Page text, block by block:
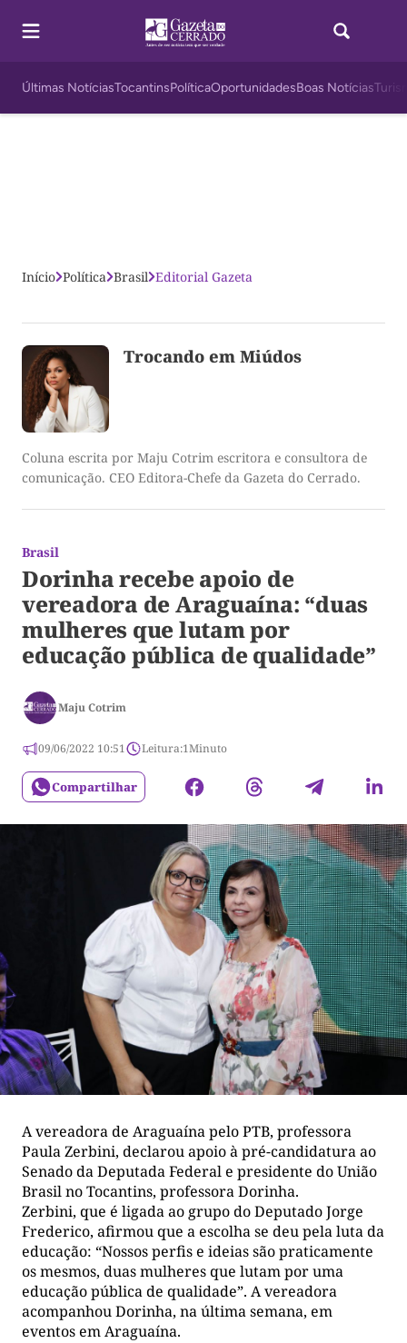
Últimas NotíciasTocantinsPolíticaOportunidadesBoas Notícias
Início Política Brasil Editorial Gazeta
Trocando em Miúdos
Coluna escrita por Maju Cotrim escritora e consultora de
comunicação. CEO Editora-Chefe da Gazeta do Cerrado.
Brasil
Dorinha recebe apoio de
vereadora de Araguaína: “duas
mulheres que lutam por
educação pública de qualidade”
Maju Cotrim
09/06/2022 10:51 Leitura:1Minuto
Compartilhar
A vereadora de Araguaína pelo PTB, professora
Paula Zerbini, declarou apoio à pré-candidatura ao
Senado da Deputada Federal e presidente do União
Brasil no Tocantins, professora Dorinha.
Zerbini, que é ligada ao grupo do Deputado Jorge
Frederico, afirmou que a escolha se deu pela luta da
educação: “Nossos perfis e ideias são praticamente
os mesmos, duas mulheres que lutam por uma
educação pública de qualidade”. A vereadora
acompanhou Dorinha, na última semana, em
eventos em Araguaína.